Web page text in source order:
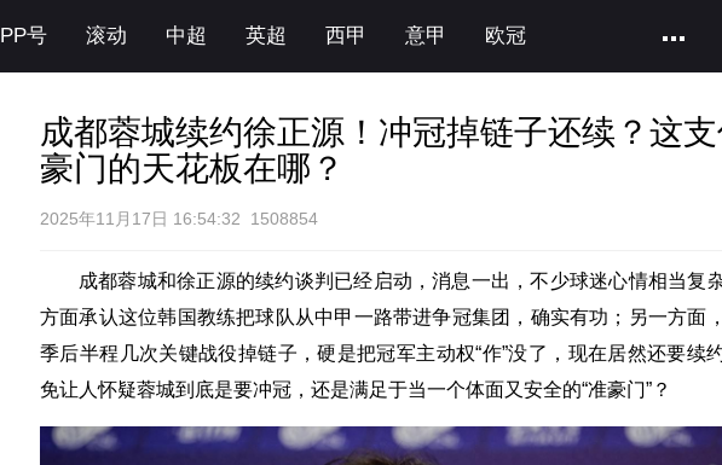
PP号 滚动 中超 英超 西甲 意甲 欧冠
成都蓉城续约徐正源！冲冠掉链子还续？这
豪门的天花板在哪？
2025年11月17日 16:54:32 1508854
成都蓉城和徐正源的续约谈判已经启动，消息一出，不少球迷心情相当复
方面承认这位韩国教练把球队从中甲一路带进争冠集团，确实有功；另一方面
季后半程几次关键战役掉链子，硬是把冠军主动权“作”没了，现在居然还要续
免让人怀疑蓉城到底是要冲冠，还是满足于当一个体面又安全的“准豪门”？